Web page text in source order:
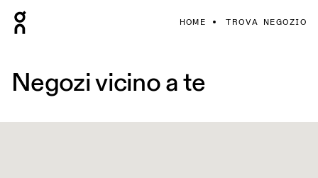
HOME TROVA NEGOZIO
Negozi vicino a te